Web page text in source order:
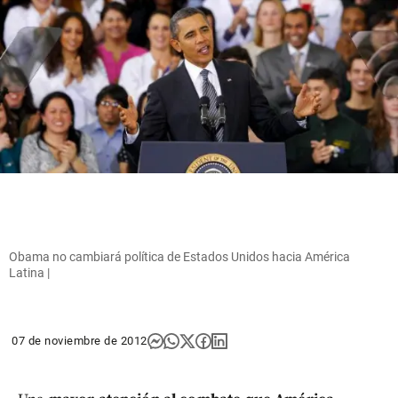
Obama no cambiará política de Estados Unidos hacia América
Latina |
07 de noviembre de 2012